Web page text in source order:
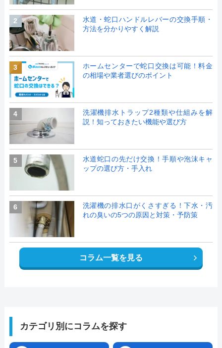
2
水道・蛇口ハンドルレバーの交換手順・
方法を分かりやすく解説
3
ホームセンターで蛇口交換は可能！料金
の相場や業者選びのポイント
4
洗濯機排水トラップ2種類や仕組みを解
説！知っておきたい機能や選び方
5
水道蛇口の先だけ交換！手順や泡沫キャ
ップの選び方・手入れ
6
洗濯機の排水口がくさすぎる！下水・汚
れの臭いの5つの原因と対策・予防策
コラム一覧を見る
カテゴリ別にコラムを探す